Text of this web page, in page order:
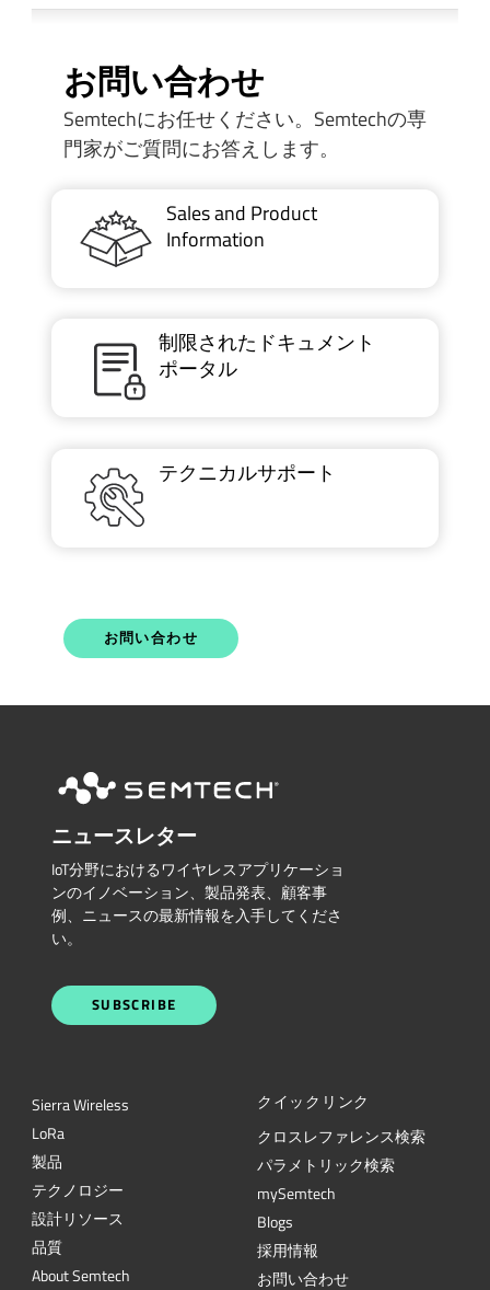
お問い合わせ
Semtechにお任せください。Semtechの専
門家がご質問にお答えします。
Sales and Product
Information
制限されたドキュメント
ポータル
テクニカルサポート
お問い合わせ
ニュースレター
IoT分野におけるワイヤレスアプリケーショ
ンのイノベーション、製品発表、顧客事
例、ニュースの最新情報を入手してくださ
い。
SUBSCRIBE
Sierra Wireless
LoRa
製品
テクノロジー
設計リソース
品質
About Semtech
クイックリンク
クロスレファレンス検索
パラメトリック検索
mySemtech
Blogs
採用情報
お問い合わせ